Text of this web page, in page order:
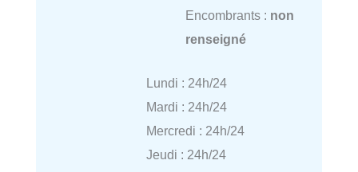
Encombrants : non
renseigné
Lundi : 24h/24
Mardi : 24h/24
Mercredi : 24h/24
Jeudi : 24h/24